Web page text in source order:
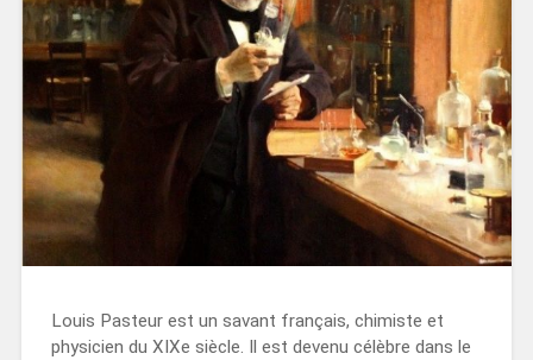
Louis Pasteur est un savant français, chimiste et
physicien du XIXe siècle. Il est devenu célèbre dans le